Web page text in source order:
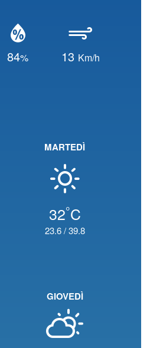
84% 13 Km/h
MARTEDÌ
32°C
23.6/39.8
GIOVEDÌ